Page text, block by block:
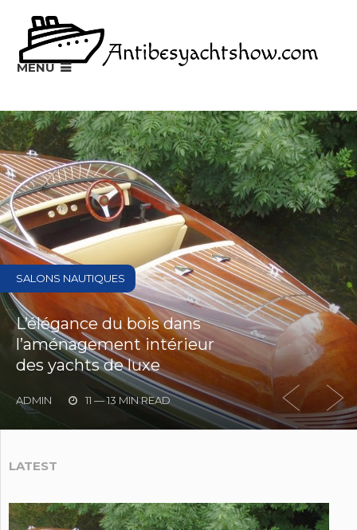
MENU
SALONS NAUTIQUES
L’élégance du bois dans
l’aménagement intérieur
des yachts de luxe
ADMIN 11 — 13 MIN READ
LATEST